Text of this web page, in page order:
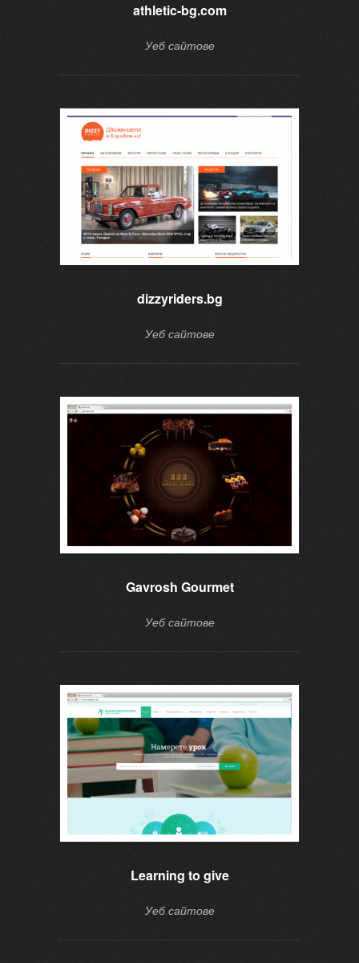
athletic-bg.com
Уеб сайтове
dizzyriders.bg
Уеб сайтове
Gavrosh Gourmet
Уеб сайтове
Learning to give
Уеб сайтове